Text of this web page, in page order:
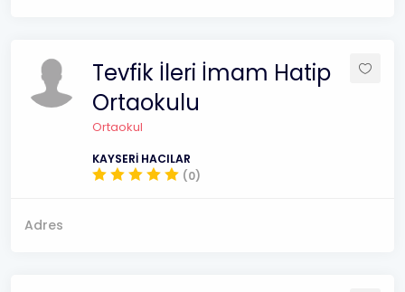
Tevfik İleri İmam Hatip
Ortaokulu
Ortaokul
KAYSERİ HACILAR
(0)
Adres